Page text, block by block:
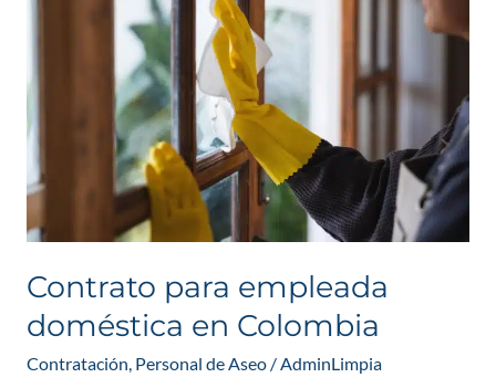
Contrato para empleada
doméstica en Colombia
Contratación Personal de Aseo/ AdminLimpia
Colombia